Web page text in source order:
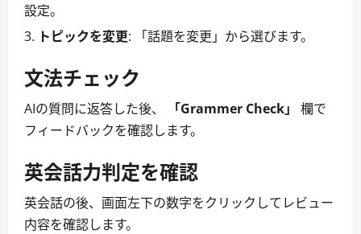
設定。
トピックを変更: 「話題を変更」から選びます。
文法チェック
AIの質問に返答した後、 「Grammer Check」
欄で
フィードバックを確認します。
英会話力判定を確認
英会話の後、画面左下の数字をクリックしてレビュー
内容を確認します。